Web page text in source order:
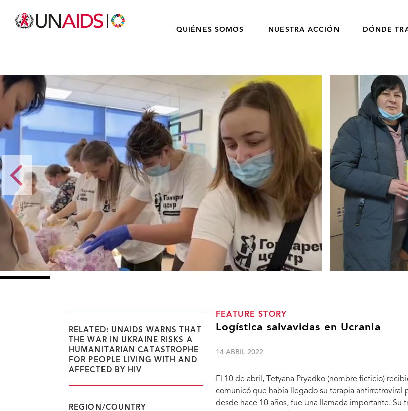
QUIÉNES SOMOS NUESTRA ACCIÓN DÓNDE
FEATURE STORY
Logística salvavidas en Ucrania
14 ABRIL 2022
El 10 de abril, Tetyana Pryadko (nombre ficticio)
comunicó que había llegado su terapia antirretroviral
desde hace 10 años, fue una llamada importante.
RELATED: UNAIDS WARNS THAT
THE WAR IN UKRAINE RISKS A
HUMANITARIAN CATASTROPHE
FOR PEOPLE LIVING WITH AND
AFFECTED BY HIV
REGION/COUNTRY